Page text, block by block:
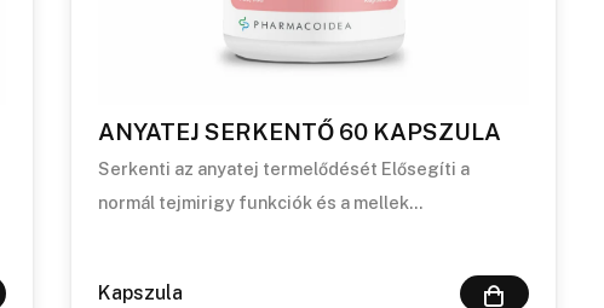
ANYATEJ SERKENTŐ 60 KAPSZULA
Serkenti az anyatej termelődését Elősegíti a
normál tejmirigy funkciók és a mellek…
Kapszula